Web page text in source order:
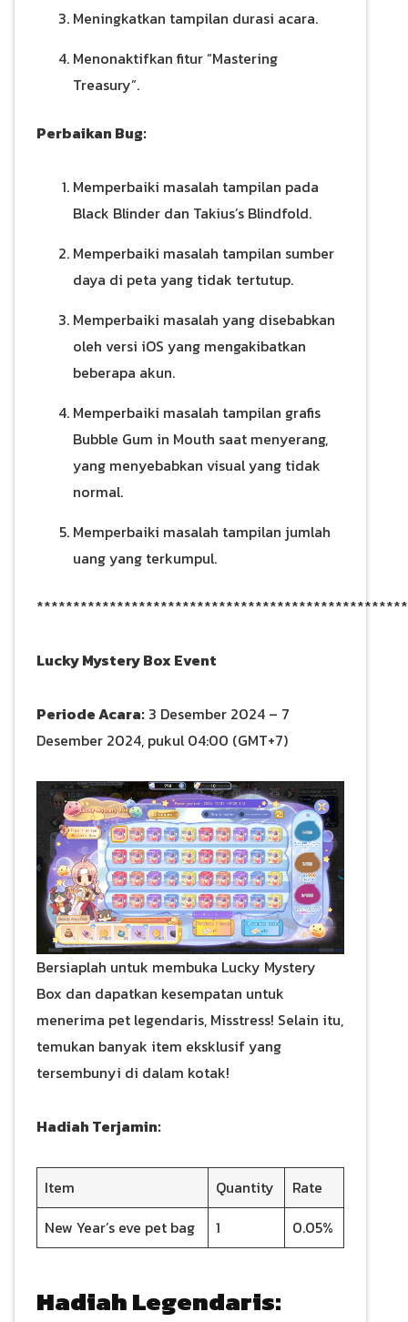
Meningkatkan tampilan durasi acara.
Menonaktifkan fitur “Mastering
Treasury”.
Perbaikan Bug:
Memperbaiki masalah tampilan pada
Black Blinder dan Takius’s Blindfold.
Memperbaiki masalah tampilan sumber
daya di peta yang tidak tertutup.
Memperbaiki masalah yang disebabkan
oleh versi iOS yang mengakibatkan
beberapa akun.
Memperbaiki masalah tampilan grafis
Bubble Gum in Mouth saat menyerang,
yang menyebabkan visual yang tidak
normal.
Memperbaiki masalah tampilan jumlah
uang yang terkumpul.
Lucky Mystery Box Event
Periode Acara: 3 Desember 2024 – 7
Desember 2024, pukul 04:00 (GMT+7)
Bersiaplah untuk membuka Lucky Mystery
Box dan dapatkan kesempatan untuk
menerima pet legendaris, Misstress! Selain itu,
temukan banyak item eksklusif yang
tersembunyi di dalam kotak!
Hadiah Terjamin:
Item Quantity
Rate
New Year’s eve pet bag
1 0.05%
Hadiah Legendaris: